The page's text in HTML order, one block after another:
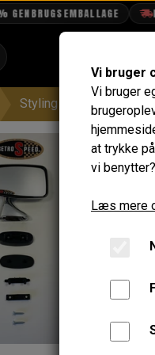
Styling Spejle
Vi bruger
Vi bruger
at trykke
vi
Læs mere